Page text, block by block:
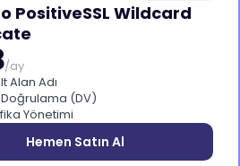
PositiveSSL Wildcard
/ay
Alan Adı
Doğrulama (DV)
Yönetimi
Hemen Satın Al